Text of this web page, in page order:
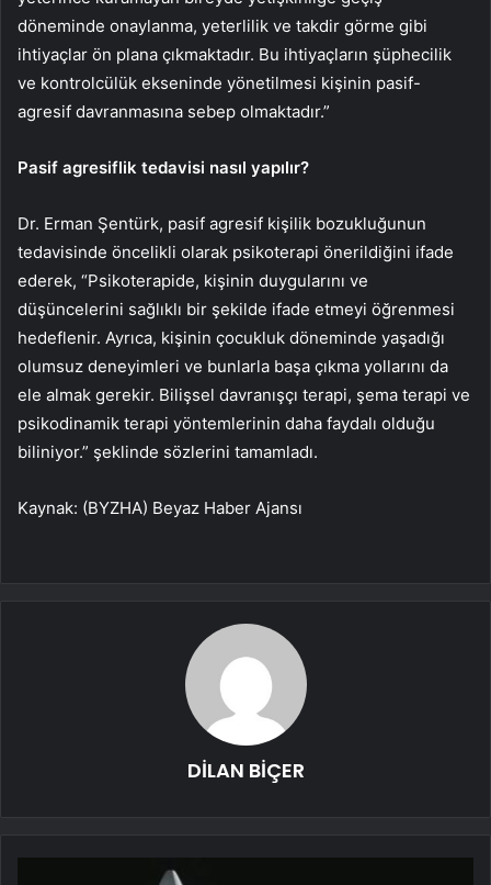
döneminde onaylanma, yeterlilik ve takdir görme gibi
ihtiyaçlar ön plana çıkmaktadır. Bu ihtiyaçların şüphecilik
ve kontrolcülük ekseninde yönetilmesi kişinin pasif-
agresif davranmasına sebep olmaktadır.”
Pasif agresiflik tedavisi nasıl yapılır?
Dr. Erman Şentürk, pasif agresif kişilik bozukluğunun
tedavisinde öncelikli olarak psikoterapi önerildiğini ifade
ederek, “Psikoterapide, kişinin duygularını ve
düşüncelerini sağlıklı bir şekilde ifade etmeyi öğrenmesi
hedeflenir. Ayrıca, kişinin çocukluk döneminde yaşadığı
olumsuz deneyimleri ve bunlarla başa çıkma yollarını da
ele almak gerekir. Bilişsel davranışçı terapi, şema terapi ve
psikodinamik terapi yöntemlerinin daha faydalı olduğu
biliniyor.” şeklinde sözlerini tamamladı.
Kaynak: (BYZHA) Beyaz Haber Ajansı
DİLAN BİÇER